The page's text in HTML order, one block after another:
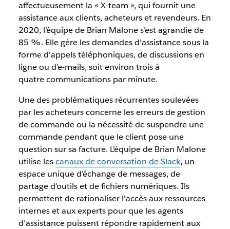
affectueusement la « X-team », qui fournit une
assistance aux clients, acheteurs et revendeurs. En
2020, l’équipe de Brian Malone s’est agrandie de
85 %. Elle gère les demandes d’assistance sous la
forme d’appels téléphoniques, de discussions en
ligne ou d’e-mails, soit environ trois à
quatre communications par minute.
Une des problématiques récurrentes soulevées
par les acheteurs concerne les erreurs de gestion
de commande ou la nécessité de suspendre une
commande pendant que le client pose une
question sur sa facture. L’équipe de Brian Malone
utilise lescanaux de conversation de Slack, un
espace unique d’échange de messages, de
partage d’outils et de fichiers numériques. Ils
permettent de rationaliser l’accès aux ressources
internes et aux experts pour que les agents
d’assistance puissent répondre rapidement aux